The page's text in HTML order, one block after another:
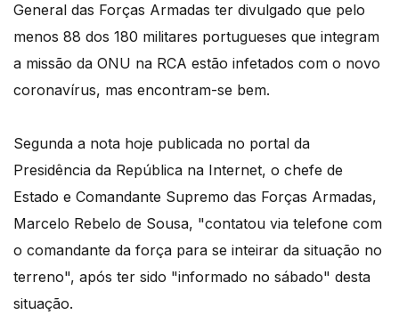
General das Forças Armadas ter divulgado que pelo
menos 88 dos 180 militares portugueses que integram
a missão da ONU na RCA estão infetados com o novo
coronavírus, mas encontram-se bem.
Segunda a nota hoje publicada no portal da
Presidência da República na Internet, o chefe de
Estado e Comandante Supremo das Forças Armadas,
Marcelo Rebelo de Sousa, "contatou via telefone com
o comandante da força para se inteirar da situação no
terreno", após ter sido "informado no sábado" desta
situação.